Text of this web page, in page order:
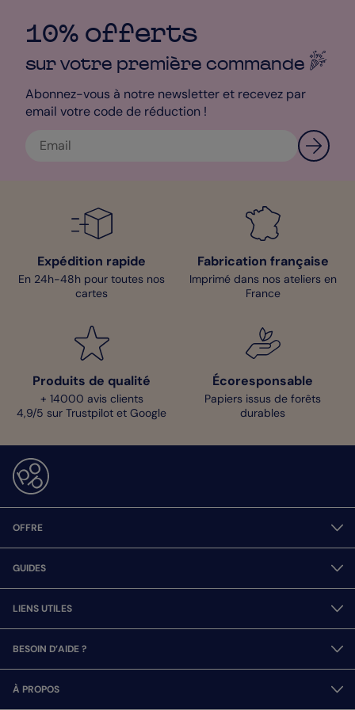
10% offerts
sur votre première commande
Abonnez-vous à notre newsletter et recevez par
email votre code de réduction !
Expédition rapide
En 24h-48h pour toutes nos
cartes
Fabrication française
Imprimé dans nos ateliers en
France
Produits de qualité
+ 14000 avis clients
4,9/5 sur Trustpilot et Google
Écoresponsable
Papiers issus de forêts
durables
OFFRE
GUIDES
LIENS UTILES
BESOIN D’AIDE ?
À PROPOS